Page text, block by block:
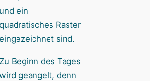
und ein
quadratisches Raster
eingezeichnet sind.
Zu Beginn des Tages
wird geangelt, denn